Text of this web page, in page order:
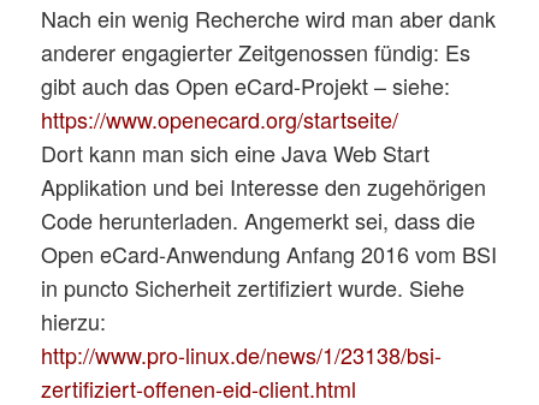
Nach ein wenig Recherche wird man aber dank
anderer engagierter Zeitgenossen fündig: Es
gibt auch das Open eCard-Projekt – siehe:
https://www.openecard.org/startseite/
Dort kann man sich eine Java Web Start
Applikation und bei Interesse den zugehörigen
Code herunterladen. Angemerkt sei, dass die
Open eCard-Anwendung Anfang 2016 vom BSI
in puncto Sicherheit zertifiziert wurde. Siehe
hierzu:
http://www.pro-linux.de/news/1/23138/bsi-
zertifiziert-offenen-eid-client.html